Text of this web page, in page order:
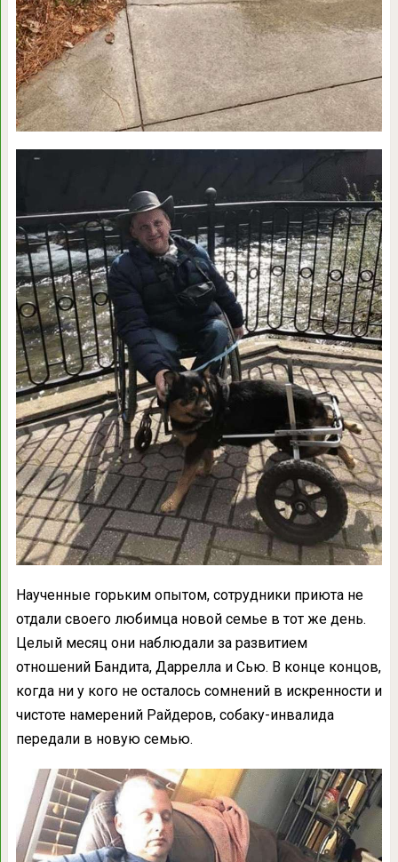
Наученные горьким опытом, сотрудники приюта не
отдали своего любимца новой семье в тот же день.
Целый месяц они наблюдали за развитием
отношений Бандита, Даррелла и Сью. В конце концов,
когда ни у кого не осталось сомнений в искренности и
чистоте намерений Райдеров, собаку-инвалида
передали в новую семью.